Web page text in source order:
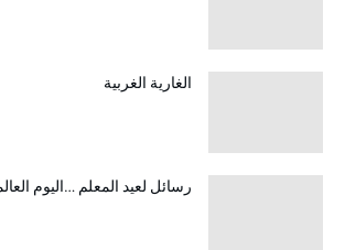
الغارية الغربية
رسائل لعيد المعلم …اليوم العالمي